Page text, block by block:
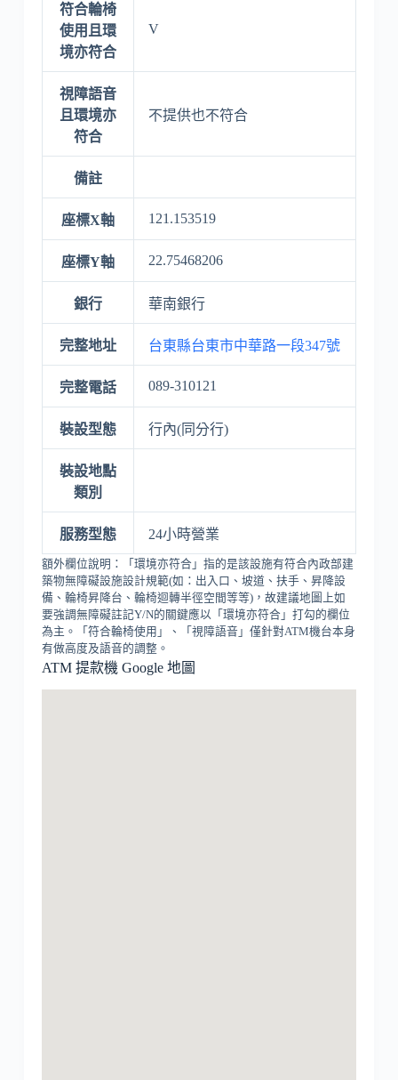
符合輪椅
使用且環
境亦符合
V
視障語音
且環境亦
符合
不提供也不符合
備註
座標X軸 121.153519
座標Y軸 22.75468206
銀行 華南銀行
完整地址 台東縣台東市中華路一段347號
完整電話 089-310121
裝設型態 行內(同分行)
裝設地點
類別
服務型態 24小時營業
額外欄位說明：「環境亦符合」指的是該設施有符合內政部建
築物無障礙設施設計規範(如：出入口、坡道、扶手、昇降設
備、輪椅昇降台、輪椅迴轉半徑空間等等)，故建議地圖上如
要強調無障礙註記Y/N的關鍵應以「環境亦符合」打勾的欄位
為主。「符合輪椅使用」、「視障語音」僅針對ATM機台本身
有做高度及語音的調整。
ATM 提款機 Google 地圖